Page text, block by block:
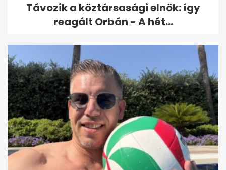
Távozik a köztársasági elnök: így
reagált Orbán - A hét...